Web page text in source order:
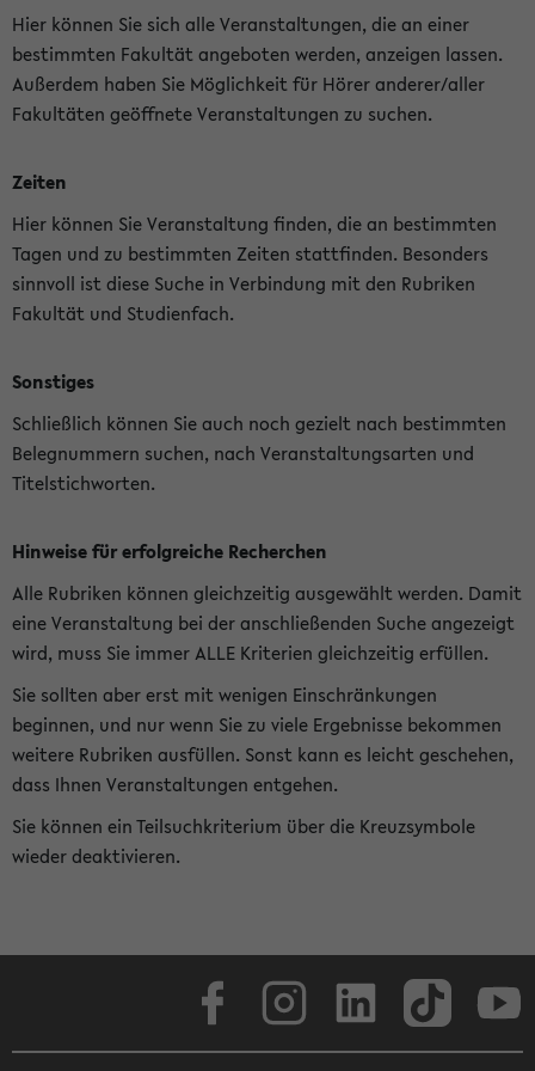
Hier können Sie sich alle Veranstaltungen, die an einer
bestimmten Fakultät angeboten werden, anzeigen lassen.
Außerdem haben Sie Möglichkeit für Hörer anderer/aller
Fakultäten geöffnete Veranstaltungen zu suchen.
Zeiten
Hier können Sie Veranstaltung finden, die an bestimmten
Tagen und zu bestimmten Zeiten stattfinden. Besonders
sinnvoll ist diese Suche in Verbindung mit den Rubriken
Fakultät und Studienfach.
Sonstiges
Schließlich können Sie auch noch gezielt nach bestimmten
Belegnummern suchen, nach Veranstaltungsarten und
Titelstichworten.
Hinweise für erfolgreiche Recherchen
Alle Rubriken können gleichzeitig ausgewählt werden. Damit
eine Veranstaltung bei der anschließenden Suche angezeigt
wird, muss Sie immer ALLE Kriterien gleichzeitig erfüllen.
Sie sollten aber erst mit wenigen Einschränkungen
beginnen, und nur wenn Sie zu viele Ergebnisse bekommen
weitere Rubriken ausfüllen. Sonst kann es leicht geschehen,
dass Ihnen Veranstaltungen entgehen.
Sie können ein Teilsuchkriterium über die Kreuzsymbole
wieder deaktivieren.